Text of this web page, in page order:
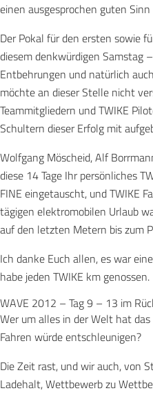
einen ausgesprochen guten
Der Pokal für den ersten sowie
diesem denkwürdigen Samstag
Entbehrungen und natürlich
möchte an dieser Stelle nicht
Teammitgliedern und TWIKE
Schultern dieser Erfolg mit
Wolfgang Möscheid, Alf
diese 14 Tage Ihr persönliches
FINE eingetauscht, und TWIKE
tägigen elektromobilen Urlaub
auf den letzten Metern bis zum
Ich danke Euch allen, es war
habe jeden TWIKE km genossen.
WAVE 2012 – Tag 9 – 13 im
Wer um alles in der Welt hat
Fahren würde entschleunigen?
Die Zeit rast, und wir auch, von
Ladehalt, Wettbewerb zu